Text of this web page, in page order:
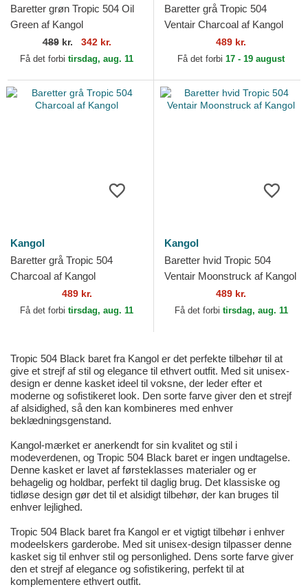
Baretter grøn Tropic 504 Oil
Green af Kangol
489kr. 342 kr.
Få det forbi tirsdag, aug. 11
Baretter grå Tropic 504
Ventair Charcoal af Kangol
489 kr.
Få det forbi 17 - 19 august
Kangol
Baretter grå Tropic 504
Charcoal af Kangol
489 kr.
Få det forbi tirsdag, aug. 11
Kangol
Baretter hvid Tropic 504
Ventair Moonstruck af Kangol
489 kr.
Få det forbi tirsdag, aug. 11
Tropic 504 Black baret fra Kangol er det perfekte tilbehør til at
give et strejf af stil og elegance til ethvert outfit. Med sit unisex-
design er denne kasket ideel til voksne, der leder efter et
moderne og sofistikeret look. Den sorte farve giver den et strejf
af alsidighed, så den kan kombineres med enhver
beklædningsgenstand.
Kangol-mærket er anerkendt for sin kvalitet og stil i
modeverdenen, og Tropic 504 Black baret er ingen undtagelse.
Denne kasket er lavet af førsteklasses materialer og er
behagelig og holdbar, perfekt til daglig brug. Det klassiske og
tidløse design gør det til et alsidigt tilbehør, der kan bruges til
enhver lejlighed.
Tropic 504 Black baret fra Kangol er et vigtigt tilbehør i enhver
modeelskers garderobe. Med sit unisex-design tilpasser denne
kasket sig til enhver stil og personlighed. Dens sorte farve giver
den et strejf af elegance og sofistikering, perfekt til at
komplementere ethvert outfit.